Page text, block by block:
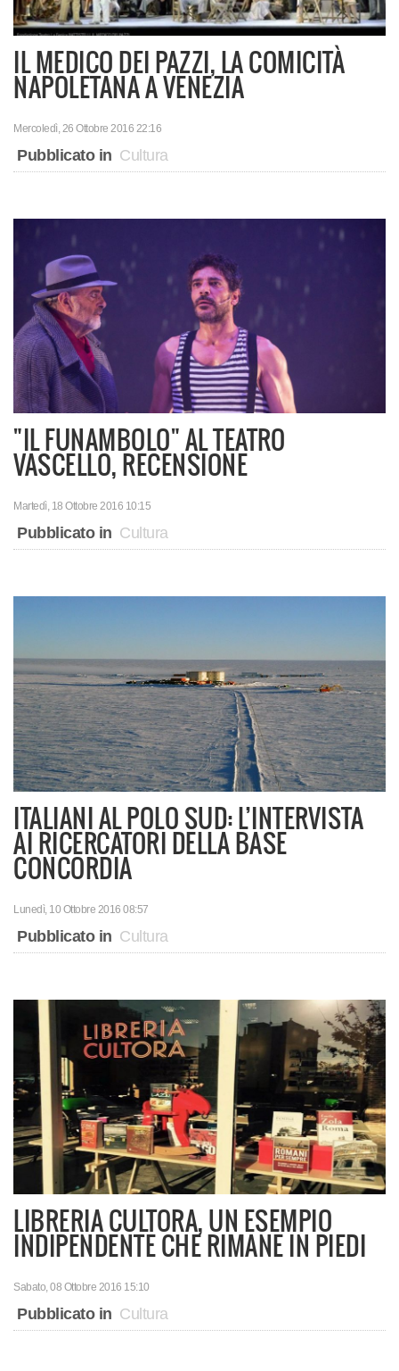
IL MEDICO DEI PAZZI, LA COMICITÀ
NAPOLETANA A VENEZIA
Mercoledì, 26 Ottobre 2016 22:16
Pubblicato in Cultura
"IL FUNAMBOLO" AL TEATRO
VASCELLO, RECENSIONE
Martedì, 18 Ottobre 2016 10:15
Pubblicato in Cultura
ITALIANI AL POLO SUD: L’INTERVISTA
AI RICERCATORI DELLA BASE
CONCORDIA
Lunedì, 10 Ottobre 2016 08:57
Pubblicato in Cultura
LIBRERIA CULTORA, UN ESEMPIO
INDIPENDENTE CHE RIMANE IN PIEDI
Sabato, 08 Ottobre 2016 15:10
Pubblicato in Cultura